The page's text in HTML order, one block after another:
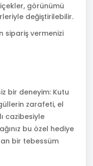
görünümü
değiştirilebilir.
sipariş vermenizi
bir deneyim: Kutu
zarafeti, el
cazibesiyle
bu özel hediye
bir tebessüm